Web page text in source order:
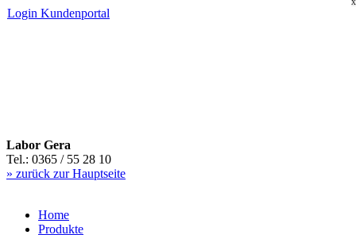
Login Kundenportal
Labor Gera
Tel.: 0365 / 55 28 10
» zurück zur Hauptseite
Home
Produkte
X